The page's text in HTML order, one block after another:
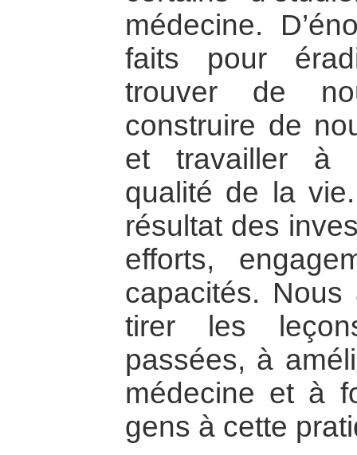
médecine.
faits pour
trouver de
construire de
et travailler à
qualité de la
résultat des
efforts,
capacités.
tirer les
passées, à
médecine et à
gens à cette